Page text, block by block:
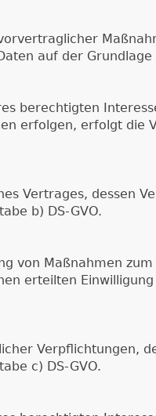
auf der
berechtigten
erfolgen, erfolgt die
Vertrages, dessen
b) DS-GVO.
von Maßnahmen
erteilten
Verpflichtungen,
c) DS-GVO.